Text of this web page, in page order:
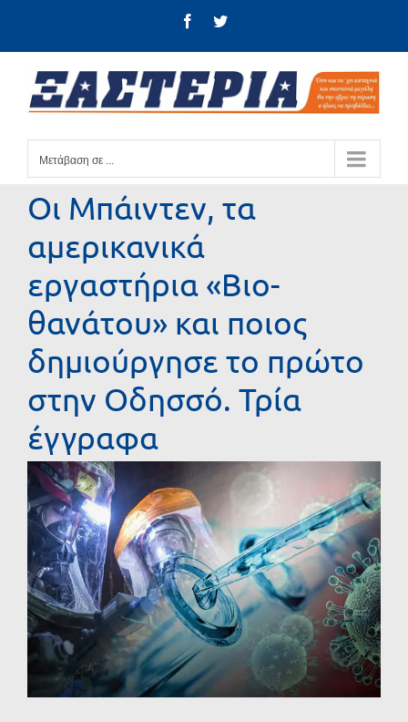
FacebookTwitter
Μετάβαση σε ...
Οι Μπάιντεν, τα
αμερικανικά
εργαστήρια «Βιο-
θανάτου» και ποιος
δημιούργησε το πρώτο
στην Οδησσό. Τρία
έγγραφα
Προβολή
μεγαλύτερης
εικόνας